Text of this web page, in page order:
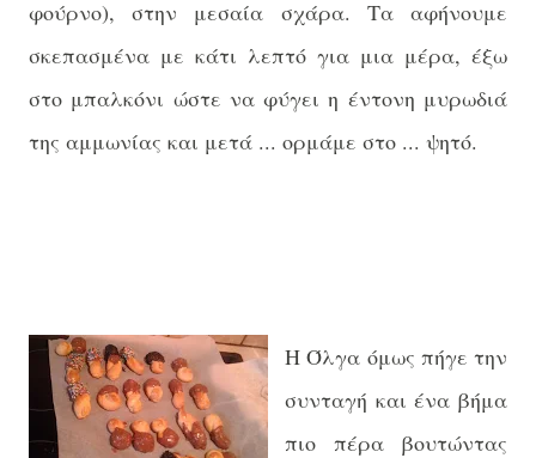
φούρνο), στην μεσαία σχάρα. Τα αφήνουμε
σκεπασμένα με κάτι λεπτό για μια μέρα, έξω
στο μπαλκόνι ώστε να φύγει η έντονη μυρωδιά
της αμμωνίας και μετά ... ορμάμε στο ... ψητό.
ΗΌλγα όμως πήγε την
συνταγή και ένα βήμα
πιο πέρα βουτώντας